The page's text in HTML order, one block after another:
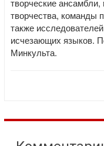
творческие ансамбли,
творчества, команды
также
исчезающих языков.
Минкульта.